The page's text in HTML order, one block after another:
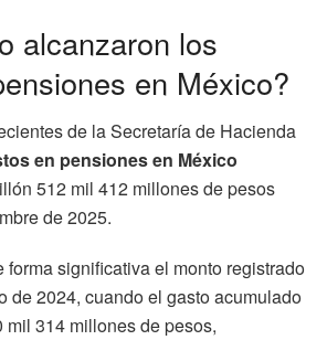
alcanzaron los
en México?
de la Secretaría de Hacienda
en pensiones en México
512 mil 412 millones de pesos
de 2025.
forma significativa el monto registrado
de 2024, cuando el gasto acumulado
314 millones de pesos,